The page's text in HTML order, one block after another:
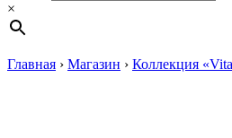
×
Главная › Магазин › Коллекция